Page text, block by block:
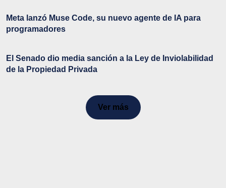
Meta lanzó Muse Code, su nuevo agente de IA para
programadores
El Senado dio media sanción a la Ley de Inviolabilidad
de la Propiedad Privada
Ver más